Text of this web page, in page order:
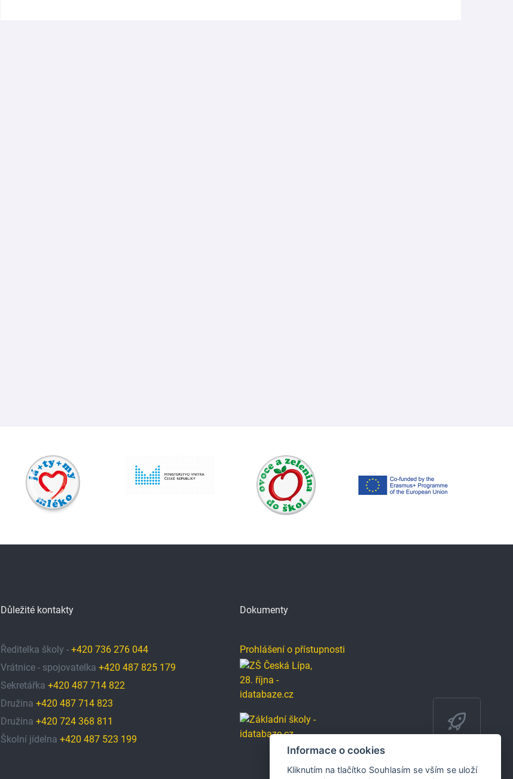
Důležité kontakty
Ředitelka školy - +420 736 276 044
Vrátnice - spojovatelka +420 487 825 179
Sekretářka +420 487 714 822
Družina +420 487 714 823
Družina +420 724 368 811
Školní jídelna +420 487 523 199
Dokumenty
Prohlášení o přístupnosti
Informace o cookies
Kliknutím na tlačítko Souhlasím se vším se uloží